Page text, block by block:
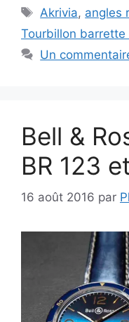
Étiquettes
Akrivia, angles
Tourbillon barrette
Un
Bell &
BR 123
16 août 2016 par